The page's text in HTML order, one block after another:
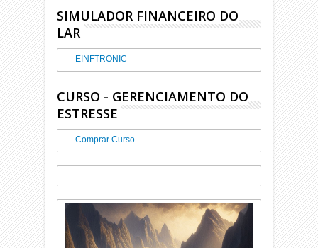
SIMULADOR FINANCEIRO DO
LAR
EINFTRONIC
CURSO - GERENCIAMENTO DO
ESTRESSE
Comprar Curso